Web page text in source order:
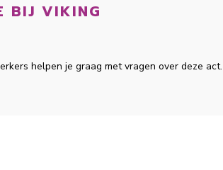
BIJ VIKING
helpen je graag met vragen over deze act.